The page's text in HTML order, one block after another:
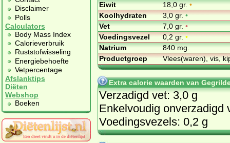
Disclaimer
Polls
Calculators
Body Mass Index
Calorieverbruik
Ruststofwisseling
Energiebehoefte
Vetpercentage
Afslanktips
Diëten
Webshop
Boeken
Eiwit
18,0 gr.•
Koolhydraten
3,0 gr.•
Vet
7,0 gr.•
Voedingsvezel
0,2 gr.•
Natrium
840 mg.
Productgroep
Vlees(waren), vis,
Extra calorie waarden van
Verzadigd vet: 3,0 g
Enkelvoudig onverzadigd
Voedingsvezels: 0,2 g